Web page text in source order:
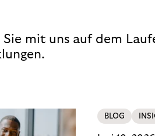
mit uns auf dem
BLOG